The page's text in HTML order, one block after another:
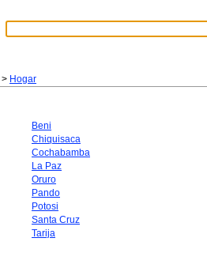
> Hogar
Beni
Chiquisaca
Cochabamba
La Paz
Oruro
Pando
Potosi
Santa Cruz
Tarija